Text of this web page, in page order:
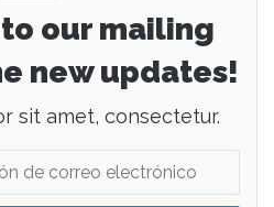
our mailing
new updates!
sit amet, consectetur.